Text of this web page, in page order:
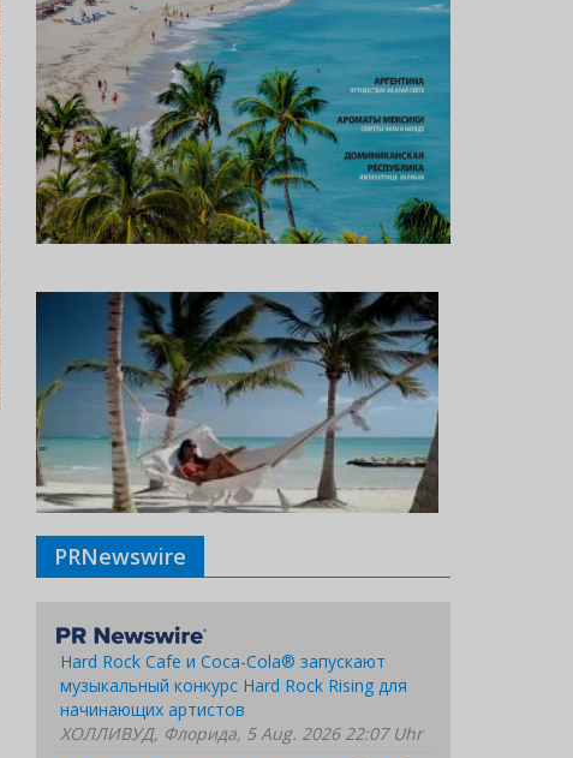
PRNewswire
Hard Rock Cafe и Coca-Cola® запускают
музыкальный конкурс Hard Rock Rising для
начинающих артистов
ХОЛЛИВУД, Флорида, 5 Aug. 2026 22:07 Uhr